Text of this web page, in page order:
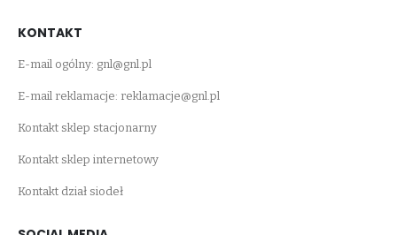
KONTAKT
E-mail ogólny: gnl@gnl.pl
E-mail reklamacje: reklamacje@gnl.pl
Kontakt sklep stacjonarny
Kontakt sklep internetowy
Kontakt dział siodeł